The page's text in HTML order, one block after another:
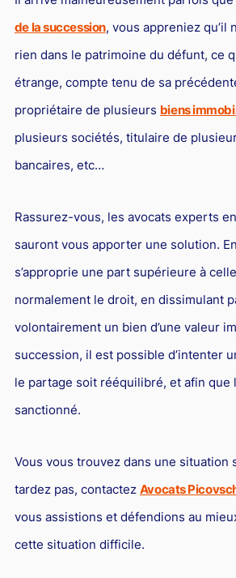
de la succession, vous appreniez qu’il
rien dans le patrimoine du défunt, ce
étrange, compte tenu de sa
propriétaire de plusieurs biens
plusieurs sociétés, titulaire de
bancaires, etc…
Rassurez-vous, les avocats experts
sauront vous apporter une solution.
s’approprie une part supérieure à
normalement le droit, en dissimulant
volontairement un bien d’une valeur
succession, il est possible d’intenter
le partage soit rééquilibré, et afin que
sanctionné.
Vous vous trouvez dans une situation
tardez pas, contactez Avocats
vous assistions et défendions au
cette situation difficile.